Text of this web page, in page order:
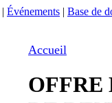
| Événements | Base de
Accueil
OFFRE